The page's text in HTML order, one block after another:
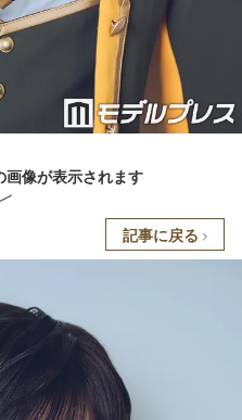
画像が表示されます
記事に戻る